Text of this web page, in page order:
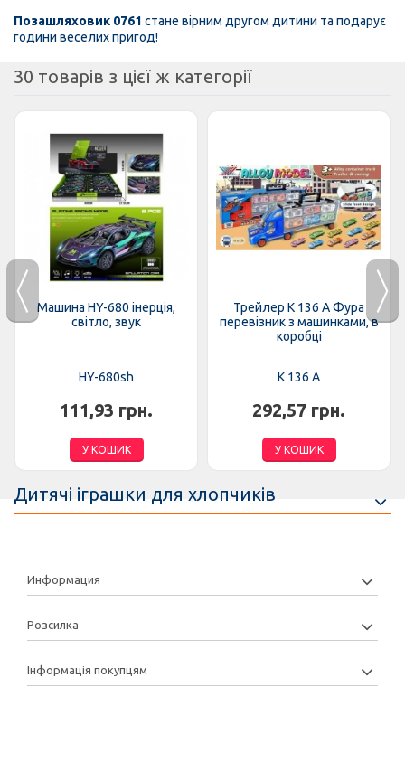
Позашляховик 0761 стане вірним другом дитини та подарує
години веселих пригод!
30 товарів з цієї ж категорії
Машина HY-680 інерція,
світло, звук
HY-680sh
111,93 грн.
У КОШИК
Трейлер K 136 A Фура
перевізник з машинками, в
коробці
K 136 A
292,57 грн.
У КОШИК
Дитячі іграшки для хлопчиків
Информация
Розсилка
Інформація покупцям